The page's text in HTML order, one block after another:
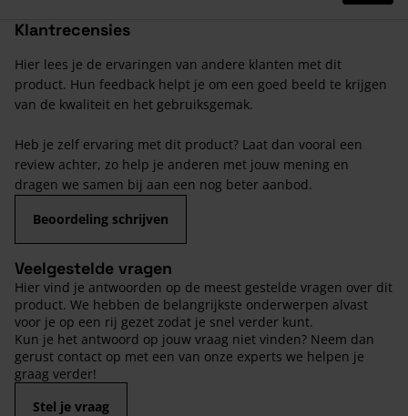
Klantrecensies
Hier lees je de ervaringen van andere klanten met dit
product. Hun feedback helpt je om een goed beeld te krijgen
van de kwaliteit en het gebruiksgemak.
Heb je zelf ervaring met dit product? Laat dan vooral een
review achter, zo help je anderen met jouw mening en
dragen we samen bij aan een nog beter aanbod.
Beoordeling schrijven
Veelgestelde vragen
Hier vind je antwoorden op de meest gestelde vragen over dit
product. We hebben de belangrijkste onderwerpen alvast
voor je op een rij gezet zodat je snel verder kunt.
Kun je het antwoord op jouw vraag niet vinden? Neem dan
gerust contact op met een van onze experts we helpen je
graag verder!
Stel je vraag